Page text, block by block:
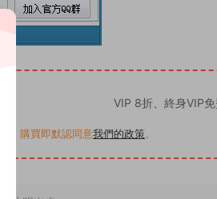
VIP 8折、終身VIP
。購買即默認同意我們的政策。